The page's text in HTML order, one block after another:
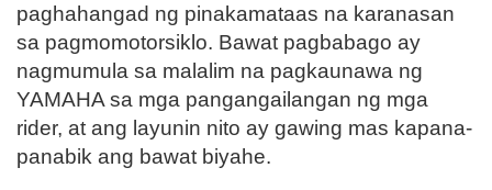
paghahangad ng pinakamataas na karanasan
sa pagmomotorsiklo. Bawat pagbabago ay
nagmumula sa malalim na pagkaunawa ng
YAMAHA sa mga pangangailangan ng mga
rider, at ang layunin nito ay gawing mas kapana-
panabik ang bawat biyahe.